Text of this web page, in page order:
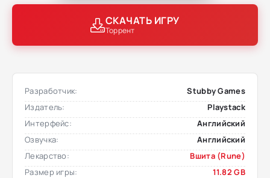
СКАЧАТЬ ИГРУ
Торрент
Разработчик:
Stubby Games
Издатель:
Playstack
Интерфейс:
Английский
Озвучка:
Английский
Лекарство:
Вшита (Rune)
Размер игры:
11.82 GB